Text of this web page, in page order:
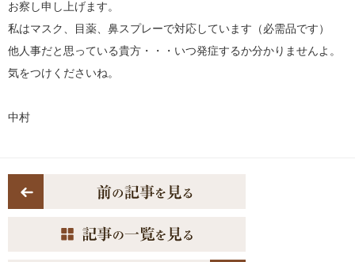
お察し申し上げます。
私はマスク、目薬、鼻スプレーで対応しています（必需品です）
他人事だと思っている貴方・・・いつ発症するか分かりませんよ。
気をつけくださいね。
中村